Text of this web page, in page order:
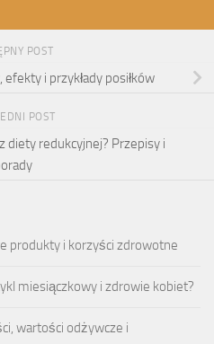
POST
i przykłady posiłków
POST
diety redukcyjnej? Przepisy i
produkty i korzyści zdrowotne
miesiączkowy i zdrowie kobiet?
wartości odżywcze i